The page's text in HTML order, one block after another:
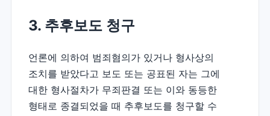
3. 추후보도 청구
언론에 의하여 범죄혐의가 있거나 형사상의
조치를 받았다고 보도 또는 공표된 자는 그에
대한 형사절차가 무죄판결 또는 이와 동등한
형태로 종결되었을 때 추후보도를 청구할 수